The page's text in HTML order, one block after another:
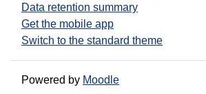
Data retention summary
Get the mobile app
Switch to the standard theme
Powered by Moodle